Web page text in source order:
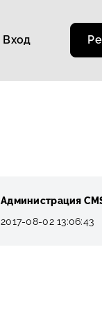
Вход
Администрация
2017-08-02 13:06:43